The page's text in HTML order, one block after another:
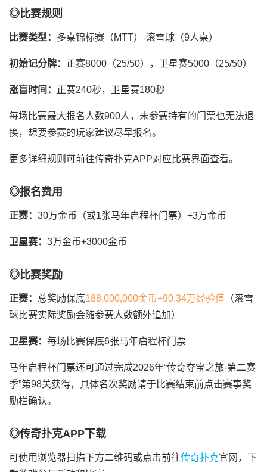
◎比赛规则
比赛类型： 多桌锦标赛（MTT）-滚雪球（9人桌）
初始记分牌： 正赛8000（25/50），卫星赛5000（25/50）
涨盲时间： 正赛240秒，卫星赛180秒
每场比赛最大报名人数900人，未参赛持有的门票也无法退
换，想要参赛的玩家建议尽早报名。
更多详细规则可前往传奇扑克APP对应比赛界面查看。
◎报名费用
正赛： 30万金币（或1张马年启程杯门票）+3万金币
卫星赛： 3万金币+3000金币
◎比赛奖励
正赛： 总奖励保底188,000,000金币+90.34万经验值 （滚雪
球比赛实际奖励会随参赛人数额外追加）
卫星赛： 每场比赛保底6张马年启程杯门票
马年启程杯门票还可通过完成2026年“传奇夺宝之旅-第二赛
季”第98关获得，具体名次奖励请于比赛结束前点击赛事奖
励栏确认。
◎传奇扑克APP下载
可使用浏览器扫描下方二维码或点击前往传奇扑克官网，下